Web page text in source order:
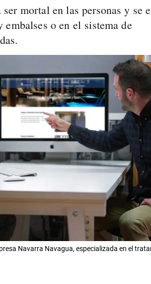
mortal en las personas y se
o en el sistema de
Navarra Navagua, especializada en el